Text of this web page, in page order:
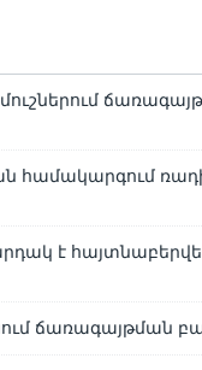
համակարգում
է
ճառագայթման